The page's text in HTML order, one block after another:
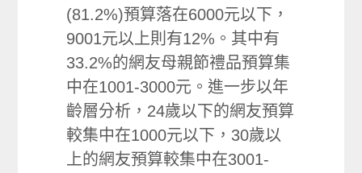
(81.2%)預算落在6000元以下，
9001元以上則有12%。其中有
33.2%的網友母親節禮品預算集
中在1001-3000元。進一步以年
齡層分析，24歲以下的網友預算
較集中在1000元以下，30歲以
上的網友預算較集中在3001-